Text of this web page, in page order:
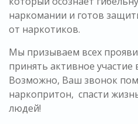
наркомании и готов
от наркотиков.
Мы призываем всех
принять активное
Возможно, Ваш звонок
наркопритон, спасти
людей!